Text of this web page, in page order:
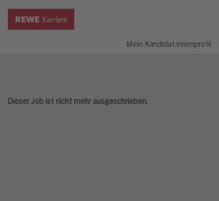
Mein Kandidat:innenprofil
Dieser Job ist nicht mehr ausgeschrieben.